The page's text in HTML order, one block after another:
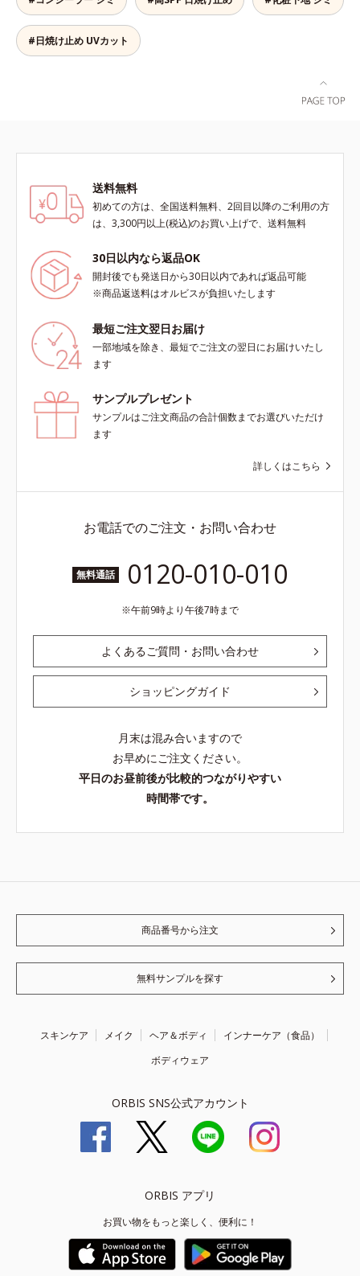
未来のシミ・ソバカスも予防しま
す。今あるシワも未来のシミにもア
プローチ。保湿成分が日中の肌にも
重ね、落ちにくくのびのよいみずみ
た。まるで美容液級のなめらかさで
肌にぴったり密着し、SPF50+・
PA++++という高い紫外線カット力
ワ改善・美白を叶えながら、紫外線
を味方にしてあなたの肌を守る最高
峰顔用日焼け止めです。*1 メラニ
ンの生成を抑え、シミ・ソバカスを
防ぐ*2 化粧膜のくずれにくさ、肌
をうるおして保護すること*3 オル
ビス内最高の紫外線カットレベル*4
紫外線に瞬時に反応して、膜が厚く
膜ができ始めることで膜が強くくず
れにくくなり、密閉することで保湿
成分を浸透促進すること（角層ま
※全顔使用の場合＜使用ステップ＞
ビス リンクルブライトUVプロテク
祭りは、こちら
ようなサラサラ肌が続きます。大人
ー配合＝化粧持ち向上成分*3 日焼
けによるシミ予防*4 皮脂吸着によ
#日焼け止め UVカット
送料無料
初めての方は、全国送料無料、2回目以降のご利用の方
は、3,300円以上(税込)のお買い上げで、送料無料
30日以内なら返品OK
開封後でも発送日から30日以内であれば返品可能
※商品返送料はオルビスが負担いたします
最短ご注文翌日お届け
一部地域を除き、最短でご注文の翌日にお届けいたし
ます
サンプルプレゼント
サンプルはご注文商品の合計個数までお選びいただけ
ます
詳しくはこちら
お電話でのご注文・お問い合わせ
無料通話 0120-010-010
午前9時より午後7時まで
よくあるご質問・お問い合わせ
ショッピングガイド
月末は混み合いますので
お早めにご注文ください。
平日のお昼前後が比較的つながりやすい
時間帯です。
商品番号から注文
無料サンプルを探す
スキンケア メイク ヘア＆ボディ
インナーケア（食品）
ボディウェア
ORBIS SNS公式アカウント
ORBIS アプリ
お買い物をもっと楽しく、便利に！